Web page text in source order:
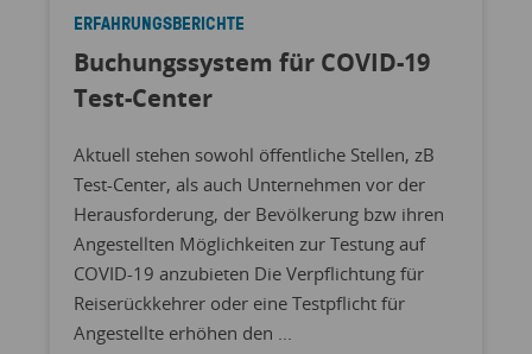
ERFAHRUNGSBERICHTE
Buchungssystem für COVID-19
Test-Center
Aktuell stehen sowohl öffentliche Stellen, zB
Test-Center, als auch Unternehmen vor der
Herausforderung, der Bevölkerung bzw ihren
Angestellten Möglichkeiten zur Testung auf
COVID-19 anzubieten Die Verpflichtung für
Reiserückkehrer oder eine Testpflicht für
Angestellte erhöhen den ...